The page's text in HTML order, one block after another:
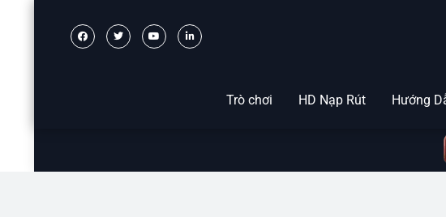
Trò chơi HD Nạp Rút Hướng